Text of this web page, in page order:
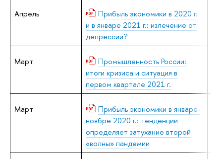
Апрель
Прибыль экономики в 2020 г.
и в январе 2021 г.: излечение от
депрессии?
Март
Промышленность России:
итоги кризиса и ситуация в
первом квартале 2021 г.
Март
Прибыль экономики в январе-
ноябре 2020 г.: тенденции
определяет затухание второй
«волны» пандемии